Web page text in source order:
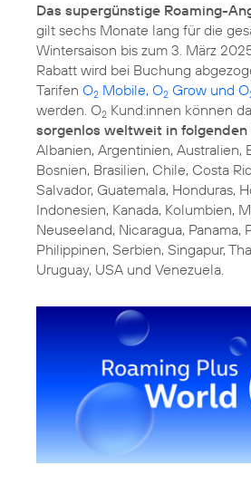
Das supergünstige Roaming-
gilt sechs Monate lang für die
Wintersaison bis zum 3. März
Rabatt wird bei Buchung
Tarifen O2 Mobile, O2 Grow und O
werden. O2 Kund:innen können
sorgenlos weltweit in
Albanien, Argentinien, Australien,
Bosnien, Brasilien, Chile, Costa
Salvador, Guatemala, Honduras,
Indonesien, Kanada, Kolumbien,
Neuseeland, Nicaragua, Panama,
Philippinen, Serbien, Singapur,
Uruguay, USA und Venezuela.